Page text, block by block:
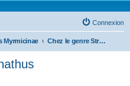
Connexion
Myrmicinae Chez le genre Strongylognathus